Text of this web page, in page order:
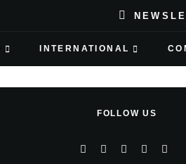
INTERNATIONAL
FOLLOW US